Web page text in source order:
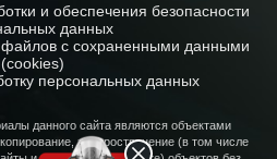
и обеспечения безопасности
данных
файлов с сохраненными данными
(cookies)
персональных данных
данного сайта являются объектами
распространение (в том числе